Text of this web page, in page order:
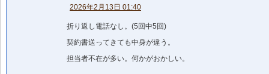
2026年2月13日 01:40
折り返し電話なし。(5回中5回)
契約書送ってきても中身が違う。
担当者不在が多い。何かがおかしい。